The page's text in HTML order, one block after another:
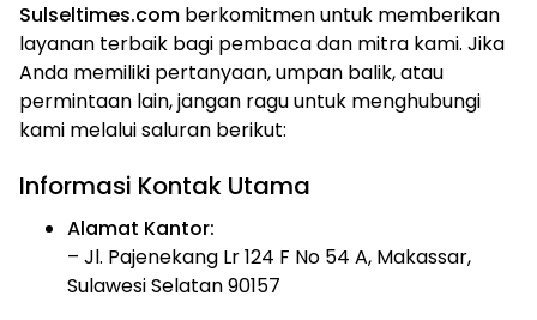
Sulseltimes.com berkomitmen untuk memberikan
layanan terbaik bagi pembaca dan mitra kami. Jika
Anda memiliki pertanyaan, umpan balik, atau
permintaan lain, jangan ragu untuk menghubungi
kami melalui saluran berikut:
Informasi Kontak Utama
Alamat Kantor:
– Jl. Pajenekang Lr 124 F No 54 A, Makassar,
Sulawesi Selatan 90157